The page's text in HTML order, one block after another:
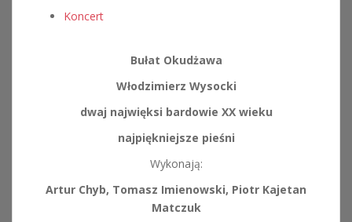
Koncert
Bułat Okudżawa
Włodzimierz Wysocki
dwaj najwięksi bardowie XX wieku
najpiękniejsze pieśni
Wykonają:
Artur Chyb, Tomasz Imienowski, Piotr Kajetan
Matczuk